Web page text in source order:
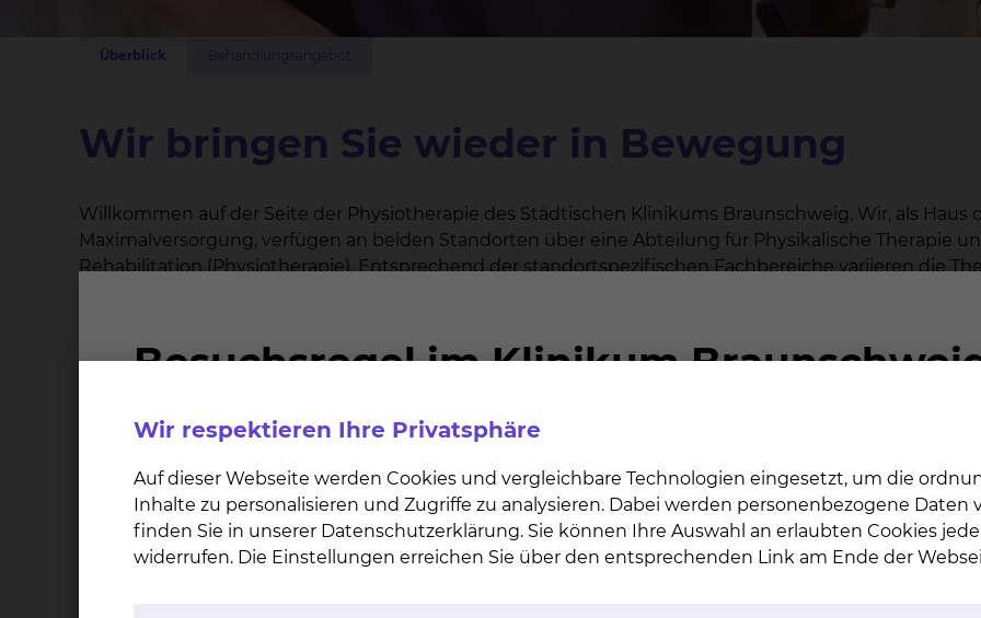
Überblick
Wir bringen Sie wieder in Bewegung
Willkommen auf der Seite der Physiotherapie des Städtischen Klinikums Braunschweig. Wir, als Haus
Maximalversorgung, verfügen an beiden Standorten über eine Abteilung für Physikalische Therapie
Rehabilitation (Physiotherapie). Entsprechend der standortspezifischen Fachbereiche variieren die
Komplexbehandlung, der palliativen Komplexbehandlung und der geriatrische Komplexbehandlung
Informationen zu Ihrem Aufenthalt
Wenn Sie als stationärer Patient bei uns im Klinikum sind, wird ärztlicherseits entschieden, ob und
Physiotherapie notwendig ist und dann entsprechend angemeldet.
Für Ihren Aufenthalt bei uns wäre es ratsam, wenn Sie festes Schuhwerk, bequeme Kleidung und
Wir respektieren Ihre Privatsphäre
Auf dieser Webseite werden Cookies und vergleichbare Technologien eingesetzt, um die
Inhalte zu personalisieren und Zugriffe zu analysieren. Dabei werden personenbezogene Daten
finden Sie in unserer Datenschutzerklärung. Sie können Ihre Auswahl an erlaubten Cookies
widerrufen. Die Einstellungen erreichen Sie über den entsprechenden Link am Ende der